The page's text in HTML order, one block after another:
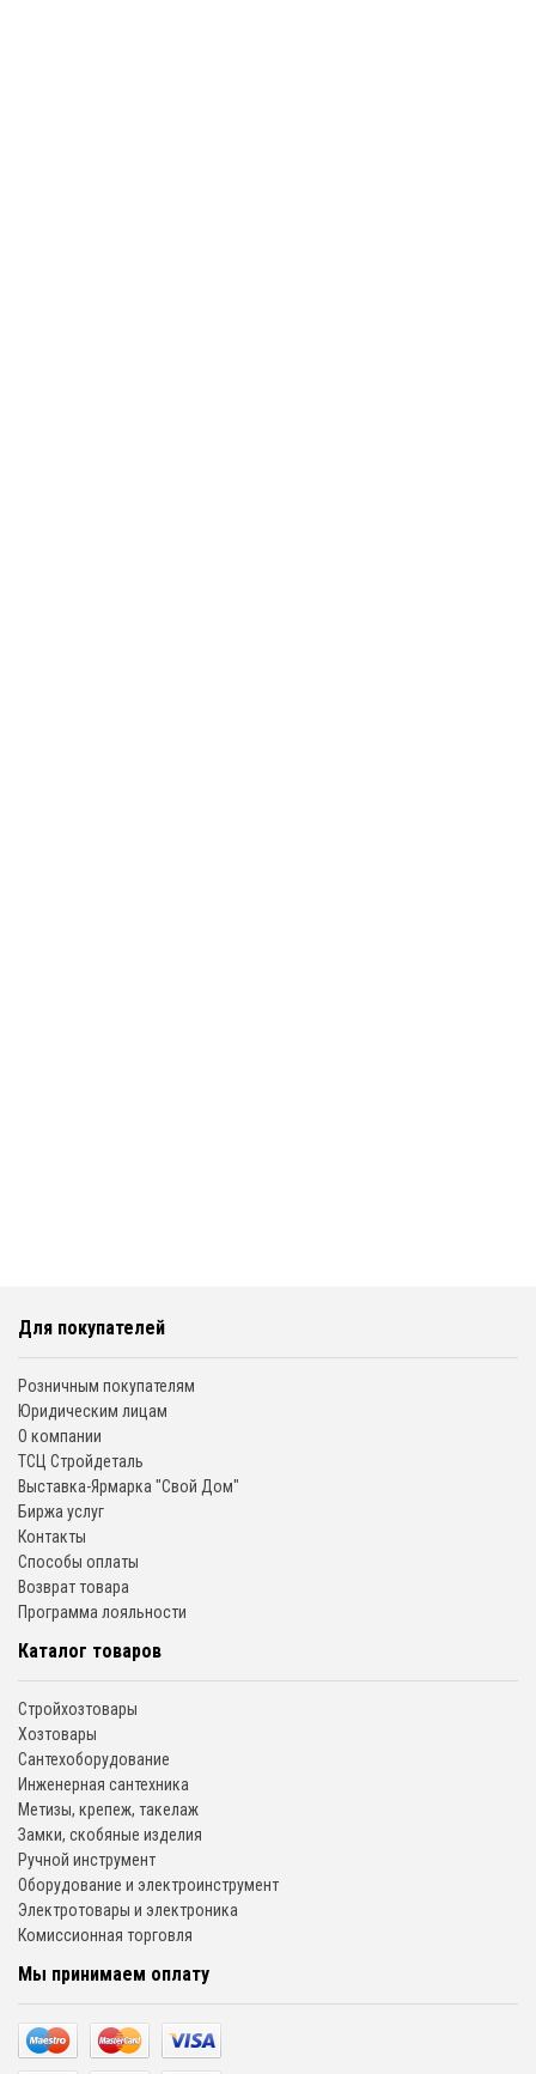
Для покупателей
Розничным покупателям
Юридическим лицам
О компании
ТСЦ Стройдеталь
Выставка-Ярмарка "Свой Дом"
Биржа услуг
Контакты
Способы оплаты
Возврат товара
Программа лояльности
Каталог товаров
Стройхозтовары
Хозтовары
Сантехоборудование
Инженерная сантехника
Метизы, крепеж, такелаж
Замки, скобяные изделия
Ручной инструмент
Оборудование и электроинструмент
Электротовары и электроника
Комиссионная торговля
Мы принимаем оплату